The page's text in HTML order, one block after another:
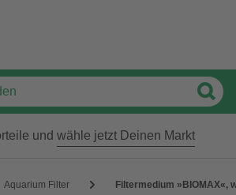
und wähle jetzt Deinen Markt
Aquarium Filter Filtermedium »BIOMAX«,